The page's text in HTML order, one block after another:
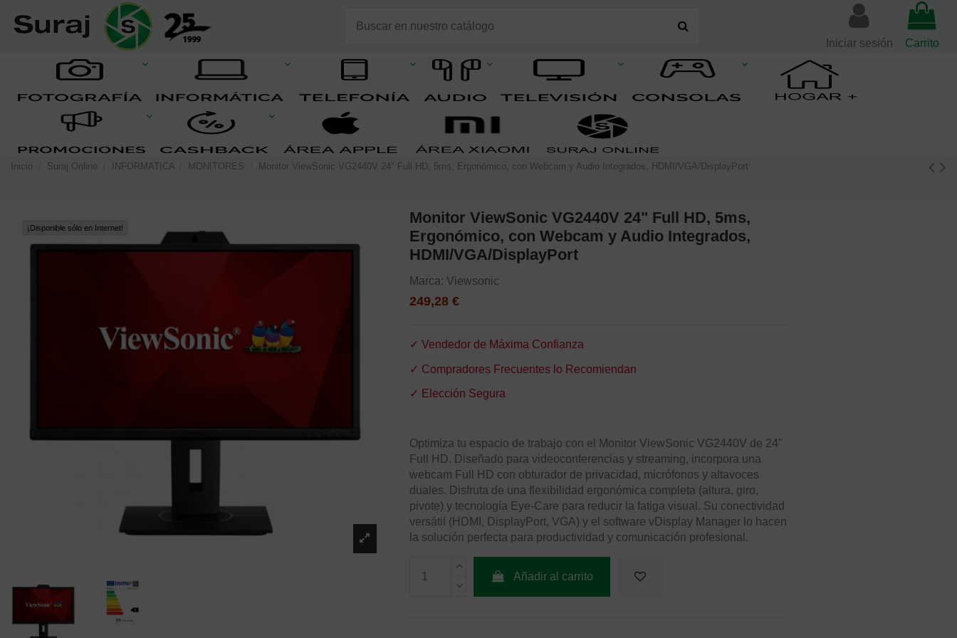
Iniciar sesión Carrito
Inicio Suraj Online INFORMATICA MONITORES Monitor ViewSonic VG2440V 24" Full HD, 5ms, Ergonómico, con Webcam y Audio Integrados, HDMI/VGA/DisplayPort
¡Disponible sólo en Internet!
Monitor ViewSonic VG2440V 24" Full HD, 5ms,
Ergonómico, con Webcam y Audio Integrados,
HDMI/VGA/DisplayPort
Marca: Viewsonic
249,28 €
✓ Vendedor de Máxima Confianza
✓ Compradores Frecuentes lo Recomiendan
✓ Elección Segura
Optimiza tu espacio de trabajo con el Monitor ViewSonic VG2440V de 24"
Full HD. Diseñado para videoconferencias y streaming, incorpora una
webcam Full HD con obturador de privacidad, micrófonos y altavoces
duales. Disfruta de una flexibilidad ergonómica completa (altura, giro,
pivote) y tecnología Eye-Care para reducir la fatiga visual. Su conectividad
versátil (HDMI, DisplayPort, VGA) y el software vDisplay Manager lo hacen
la solución perfecta para productividad y comunicación profesional.
Añadir al carrito